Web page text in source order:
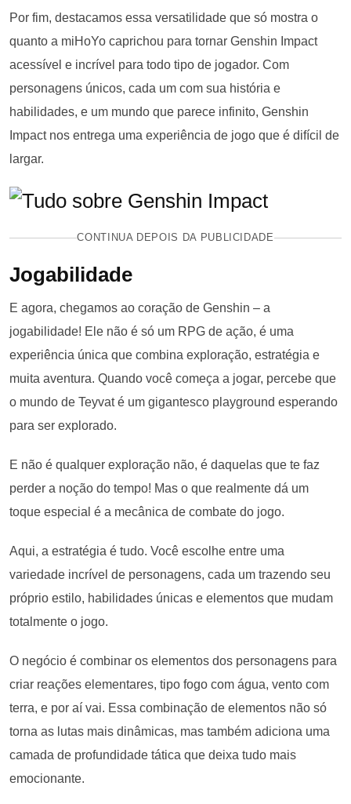
Por fim, destacamos essa versatilidade que só mostra o
quanto a miHoYo caprichou para tornar Genshin Impact
acessível e incrível para todo tipo de jogador. Com
personagens únicos, cada um com sua história e
habilidades, e um mundo que parece infinito, Genshin
Impact nos entrega uma experiência de jogo que é difícil de
largar.
CONTINUA DEPOIS DA PUBLICIDADE
Jogabilidade
E agora, chegamos ao coração de Genshin – a
jogabilidade! Ele não é só um RPG de ação, é uma
experiência única que combina exploração, estratégia e
muita aventura. Quando você começa a jogar, percebe que
o mundo de Teyvat é um gigantesco playground esperando
para ser explorado.
E não é qualquer exploração não, é daquelas que te faz
perder a noção do tempo! Mas o que realmente dá um
toque especial é a mecânica de combate do jogo.
Aqui, a estratégia é tudo. Você escolhe entre uma
variedade incrível de personagens, cada um trazendo seu
próprio estilo, habilidades únicas e elementos que mudam
totalmente o jogo.
O negócio é combinar os elementos dos personagens para
criar reações elementares, tipo fogo com água, vento com
terra, e por aí vai. Essa combinação de elementos não só
torna as lutas mais dinâmicas, mas também adiciona uma
camada de profundidade tática que deixa tudo mais
emocionante.